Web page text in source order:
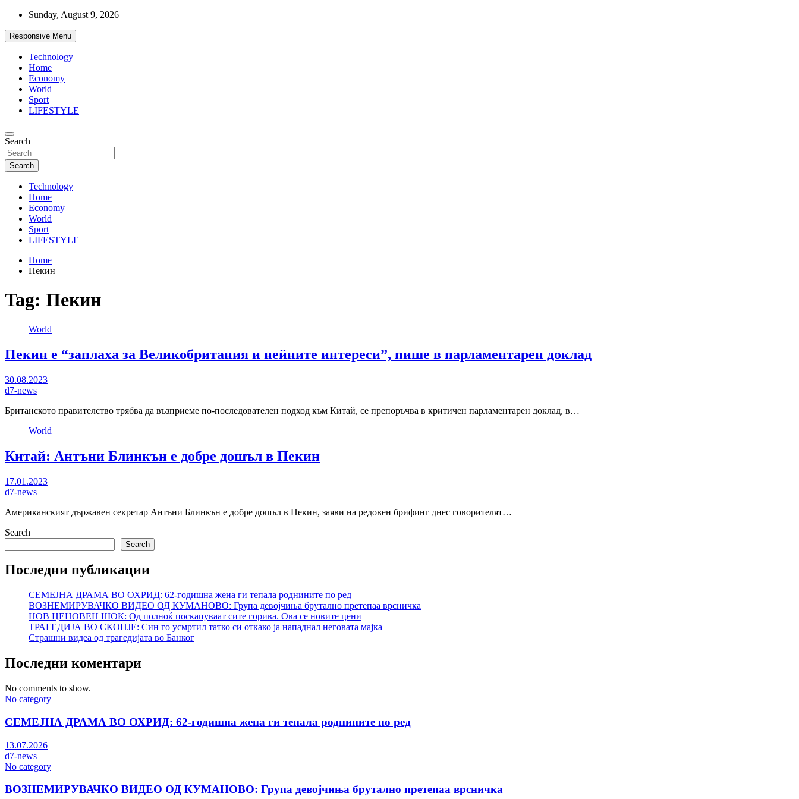
Skip
content
Sunday, August 9, 2026
Responsive Menu
Technology
Home
Economy
World
Sport
LIFESTYLE
d7-news.com
News
Search
Search
Technology
Home
Economy
World
Sport
LIFESTYLE
Home
Пекин
Tag: Пекин
World
Пекин е “заплаха за Великобритания и нейните интереси”, пише в парламентарен доклад
30.08.2023
d7-news
Британското правителство трябва да възприеме по-последователен подход към Китай, се препоръчва в критичен парламентарен доклад, в…
World
Китай: Антъни Блинкън е добре дошъл в Пекин
17.01.2023
d7-news
Американският държавен секретар Антъни Блинкън е добре дошъл в Пекин, заяви на редовен брифинг днес говорителят…
Search
Search
Последни публикации
СЕМЕЈНА ДРАМА ВО ОХРИД: 62-годишна жена ги тепала роднините по ред
ВОЗНЕМИРУВАЧКО ВИДЕО ОД КУМАНОВО: Група девојчиња брутално претепаа врсничка
НОВ ЦЕНОВЕН ШОК: Од полноќ поскапуваат сите горива. Ова се новите цени
ТРАГЕДИЈА ВО СКОПЈЕ: Син го усмртил татко си откако ја нападнал неговата мајка
Страшни видеа од трагедијата во Банког
Последни коментари
No comments to show.
No category
СЕМЕЈНА ДРАМА ВО ОХРИД: 62-годишна жена ги тепала роднините по ред
13.07.2026
d7-news
No category
ВОЗНЕМИРУВАЧКО ВИДЕО ОД КУМАНОВО: Група девојчиња брутално претепаа врсничка